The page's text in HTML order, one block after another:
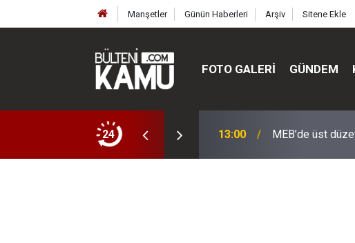
Manşetler Günün Haberleri Arşiv Sitene Ekle
FOTO GALERI GÜNDEM
24
ve enstitüler kuruldu, bazıları kapatıldı 13:00 MEB’de üst